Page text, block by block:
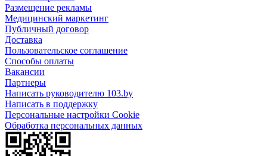
Размещение рекламы
Медицинский маркетинг
Публичный договор
Доставка
Пользовательское соглашение
Способы оплаты
Вакансии
Партнеры
Написать руководителю 103.by
Написать в поддержку
Персональные настройки Cookie
Обработка персональных данных